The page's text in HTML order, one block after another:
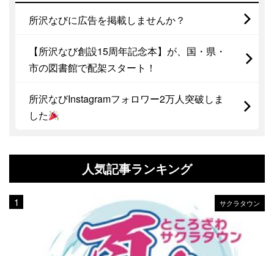
所沢なびに広告を掲載しませんか？
【所沢なび創設15周年記念本】が、国・県・
市の図書館で配架スタート！
所沢なびInstagramフォロワー2万人突破しま
した
人気記事ランキング
サクラタウン